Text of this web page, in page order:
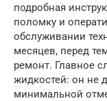
подробная
поломку и
обслуживании
месяцев, перед
ремонт. Главное
жидкостей: он не
минимальной